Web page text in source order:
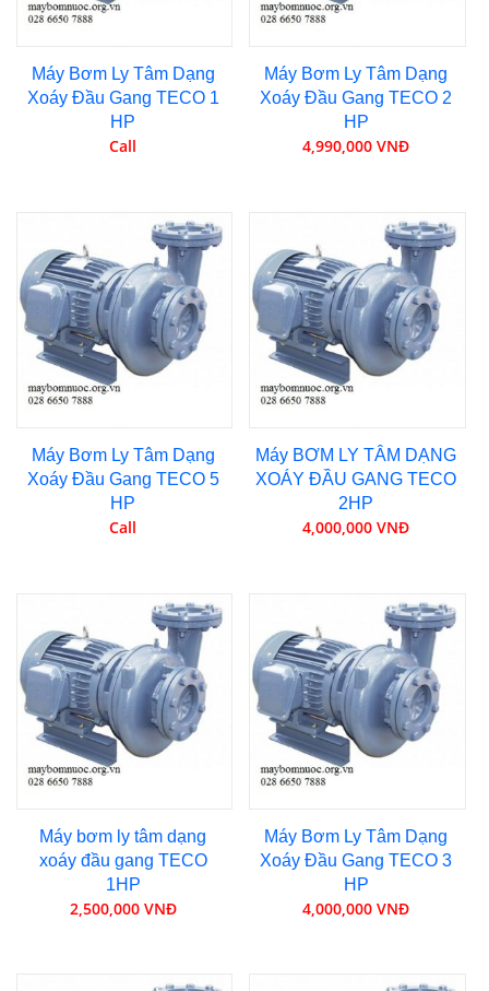
Máy Bơm Ly Tâm Dạng
Xoáy Đầu Gang TECO 1
HP
Call
Máy Bơm Ly Tâm Dạng
Xoáy Đầu Gang TECO 2
HP
4,990,000 VNĐ
Máy Bơm Ly Tâm Dạng
Xoáy Đầu Gang TECO 5
HP
Call
Máy BƠM LY TÂM DẠNG
XOÁY ĐẦU GANG TECO
2HP
4,000,000 VNĐ
Máy bơm ly tâm dạng
xoáy đầu gang TECO
1HP
2,500,000 VNĐ
Máy Bơm Ly Tâm Dạng
Xoáy Đầu Gang TECO 3
HP
4,000,000 VNĐ